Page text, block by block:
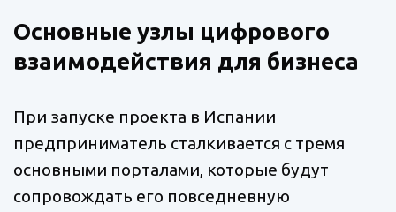
Основные узлы цифрового
взаимодействия для бизнеса
При запуске проекта в Испании
предприниматель сталкивается с тремя
основными порталами, которые будут
сопровождать его повседневную